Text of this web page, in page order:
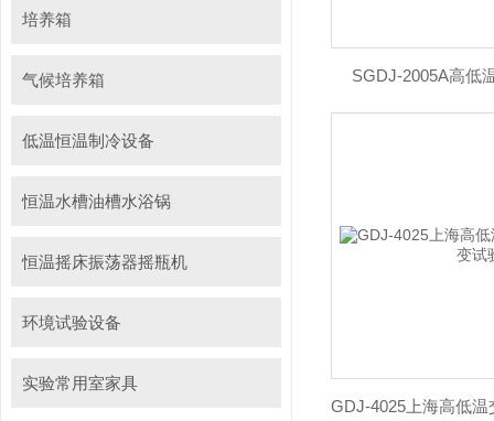
培养箱
气候培养箱
低温恒温制冷设备
恒温水槽油槽水浴锅
恒温摇床振荡器摇瓶机
环境试验设备
实验常用室家具
SGDJ-2005A高低